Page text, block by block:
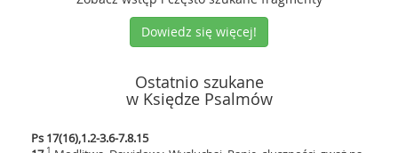
Dowiedz się więcej!
Ostatnio szukane
w Księdze Psalmów
Ps 17(16),1.2-3.6-7.8.15